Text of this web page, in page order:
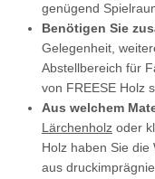
genügend
Benötigen Sie
Gelegenheit,
Abstellbereich für
von FREESE Holz
Aus welchem
Lärchenholz oder
Holz haben Sie
aus